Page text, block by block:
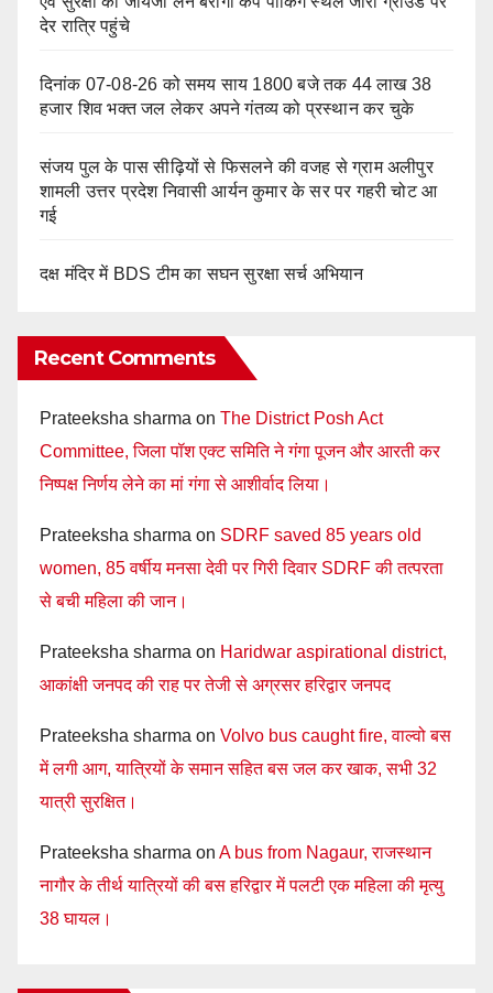
देर रात्रि पहुंचे
दिनांक 07-08-26 को समय साय 1800 बजे तक 44 लाख 38
हजार शिव भक्त जल लेकर अपने गंतव्य को प्रस्थान कर चुके
संजय पुल के पास सीढ़ियों से फिसलने की वजह से ग्राम अलीपुर
शामली उत्तर प्रदेश निवासी आर्यन कुमार के सर पर गहरी चोट आ
गई
दक्ष मंदिर में BDS टीम का सघन सुरक्षा सर्च अभियान
Recent Comments
Prateeksha sharma on The District Posh Act
Committee, जिला पॉश एक्ट समिति ने गंगा पूजन और आरती कर
निष्पक्ष निर्णय लेने का मां गंगा से आशीर्वाद लिया।
Prateeksha sharma on SDRF saved 85 years old
women, 85 वर्षीय मनसा देवी पर गिरी दिवार SDRF की तत्परता
से बची महिला की जान।
Prateeksha sharma on Haridwar aspirational district,
आकांक्षी जनपद की राह पर तेजी से अग्रसर हरिद्वार जनपद
Prateeksha sharma on Volvo bus caught fire, वाल्वो बस
में लगी आग, यात्रियों के समान सहित बस जल कर खाक, सभी 32
यात्री सुरक्षित।
Prateeksha sharma on A bus from Nagaur, राजस्थान
नागौर के तीर्थ यात्रियों की बस हरिद्वार में पलटी एक महिला की मृत्यु
38 घायल।